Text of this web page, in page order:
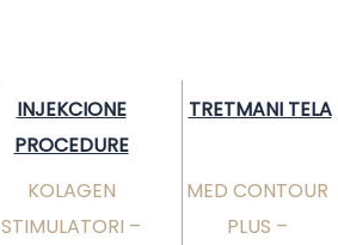
INJEKCIONE
PROCEDURE
KOLAGEN
STIMULATORI –
TRETMANI TELA
MED CONTOUR
PLUS –